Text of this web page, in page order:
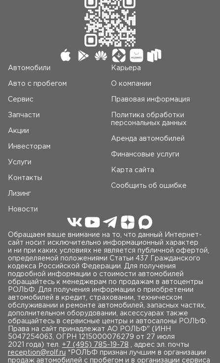
Автомобили
Авто c пробегом
Сервис
Запчасти
Акции
Инвесторам
Услуги
Контакты
Лизинг
Новости
Карьера
О компании
Правовая информация
Политика обработки
персональных данных
Аренда автомобилей
Финансовые услуги
Карта сайта
Сообщить об ошибке
Обращаем ваше внимание на то, что данный Интернет-
сайт носит исключительно информационный характер
и ни при каких условиях не является публичной офертой,
определяемой положениями Статьи 437 Гражданского
кодекса Российской Федерации. Для получения
подробной информации о стоимости автомобилей
обращайтесь к менеджерам по продажам в автоцентры
РОЛЬФ. Для получения информации о приобретении
автомобилей в кредит, страховании, техническом
обслуживании и ремонте автомобилей, запасных частях,
дополнительном оборудовании, аксессуарах также
обращайтесь в сервисные центры и автосалоны РОЛЬФ.
Права на сайт принадлежат AO РОЛЬФ" (ИНН
5047254063, ОГРН 1215000076279 от 27 июля
2021 года) тел. +7 (495) 785-19-78 , адрес эл. почты
reception@rolf.ru *РОЛЬФ признан лучшим в организации
продаж автомобилей с пробегом и в организации сервиса